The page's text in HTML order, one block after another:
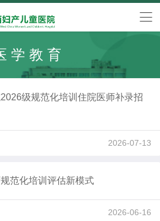
学教育
级规范化培训住院医师补录招
2026-07-13
范化培训评估新模式
2026-06-16